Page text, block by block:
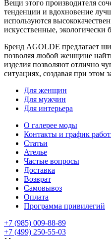
Вещи этого производителя
тенденции и вдохновение
используются
искусственные, экологически
Бренд AGOLDE предлагает
позволяя любой женщине
изделия позволяют отлично
ситуациях, создавая при этом
Для женщин
Для мужчин
Для интерьера
О галерее моды
Контакты и график
Статьи
Ателье
Частые вопросы
Доставка
Возврат
Самовывоз
Оплата
Программа привилегий
+7 (985) 009-88-89
+7 (499) 250-55-03